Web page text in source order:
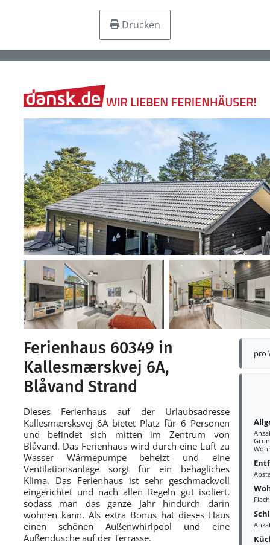
Drucken
pro
Ferienhaus 60349 in
Kallesmærskvej 6A,
Blåvand Strand
Dieses Ferienhaus auf der Urlaubsadresse
Kallesmærsksvej 6A bietet Platz für 6 Personen
und befindet sich mitten im Zentrum von
Blåvand. Das Ferienhaus wird durch eine Luft zu
Wasser Wärmepumpe beheizt und eine
Ventilationsanlage sorgt für ein behagliches
Klima. Das Ferienhaus ist sehr geschmackvoll
eingerichtet und nach allen Regeln gut isoliert,
sodass man das ganze Jahr hindurch darin
wohnen kann. Als extra Bonus hat dieses Haus
einen schönen Außenwhirlpool und eine
Außendusche auf der Terrasse.